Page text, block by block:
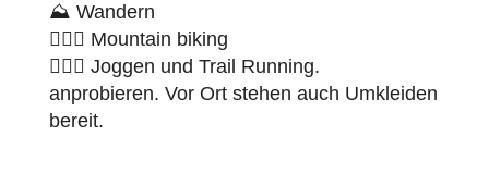
⛰ Wandern
🚵🏻‍♂️ Mountain biking
🏃🏻‍♂️ Joggen und Trail Running.
anprobieren. Vor Ort stehen auch Umkleiden
bereit.